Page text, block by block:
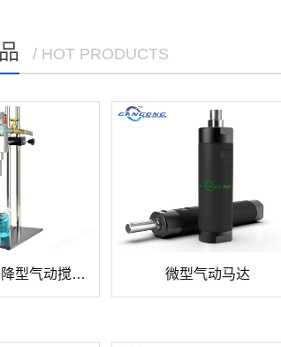
/ HOT PRODUCTS
实验室手动升降型气动搅拌器 微型气动马达